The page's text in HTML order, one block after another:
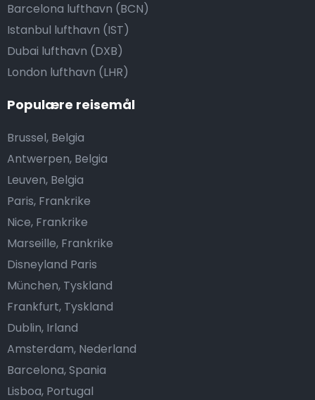
Barcelona lufthavn (BCN)
Istanbul lufthavn (IST)
Dubai lufthavn (DXB)
London lufthavn (LHR)
Populære reisemål
Brussel, Belgia
Antwerpen, Belgia
Leuven, Belgia
Paris, Frankrike
Nice, Frankrike
Marseille, Frankrike
Disneyland Paris
München, Tyskland
Frankfurt, Tyskland
Dublin, Irland
Amsterdam, Nederland
Barcelona, Spania
Lisboa, Portugal